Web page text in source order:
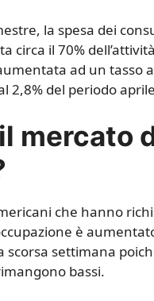
la spesa dei
circa il 70% dell’attività
ad un tasso
2,8% del periodo
il mercato
che hanno
è
scorsa settimana
bassi.